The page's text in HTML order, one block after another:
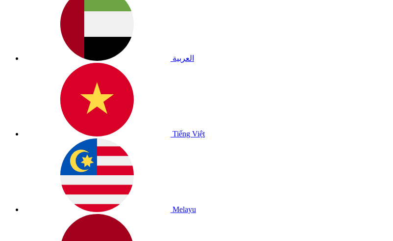
العربية
Tiếng Việt
Melayu